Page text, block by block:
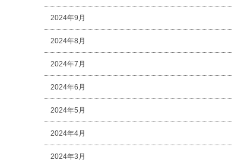
2024年9月
2024年8月
2024年7月
2024年6月
2024年5月
2024年4月
2024年3月